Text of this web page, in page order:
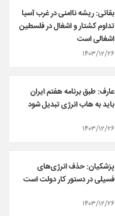
بقائی: ریشه ناامنی در غرب آسیا
تداوم کشتار و اشغال در فلسطین
اشغالی است
۱۴۰۳/۱۲/۲۶
عارف: طبق برنامه هفتم ایران
باید به هاب انرژی تبدیل شود
۱۴۰۳/۱۲/۲۶
پزشکیان: حذف انرژی‌های
فسیلی در دستور کار دولت است
۱۴۰۳/۱۲/۲۶